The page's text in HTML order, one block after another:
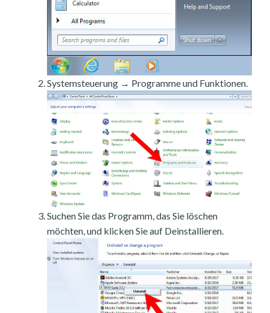
Systemsteuerung → Programme und Funktionen.
Suchen Sie das Programm, das Sie löschen
möchten, und klicken Sie auf Deinstallieren.